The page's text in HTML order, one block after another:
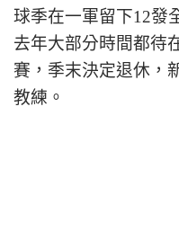
球季在一軍留下12發
去年大部分時間都待
賽，季末決定退休，
教練。